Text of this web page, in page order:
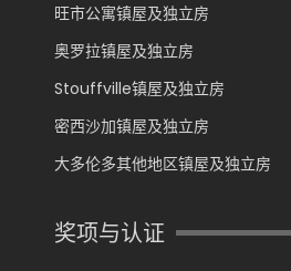
旺市公寓镇屋及独立房
奥罗拉镇屋及独立房
Stouffville镇屋及独立房
密西沙加镇屋及独立房
大多伦多其他地区镇屋及独立房
奖项与认证